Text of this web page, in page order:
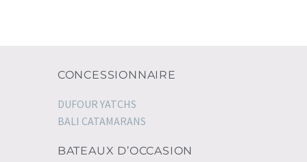
CONCESSIONNAIRE
DUFOUR YATCHS
BALI CATAMARANS
BATEAUX D’OCCASION